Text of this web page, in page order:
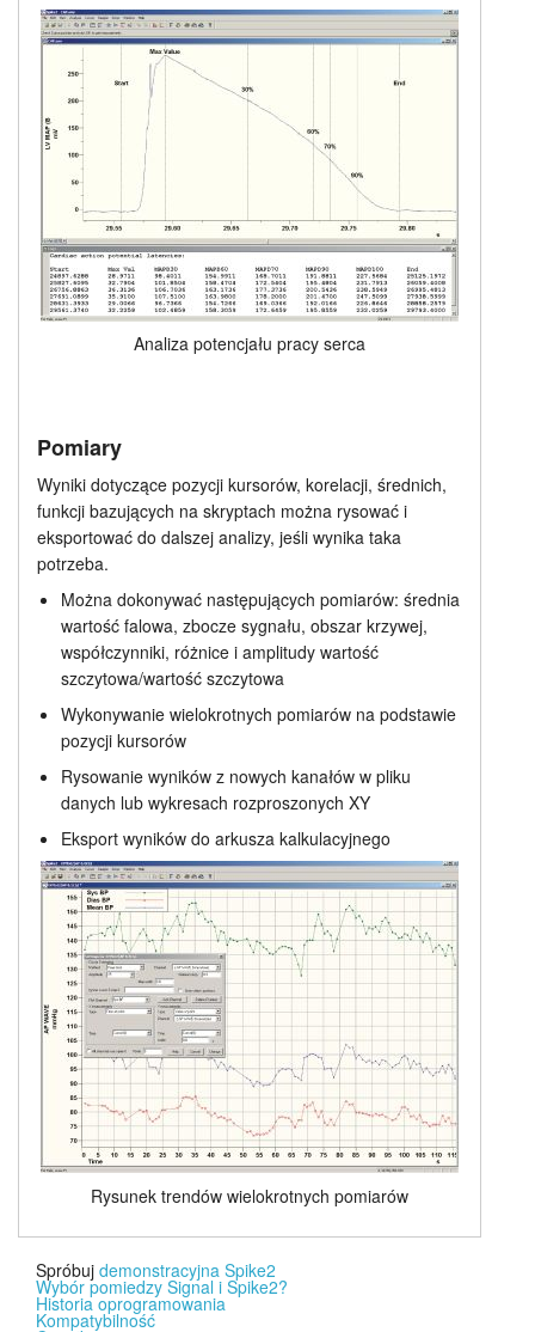
Analiza potencjału pracy serca
Pomiary
Wyniki dotyczące pozycji kursorów, korelacji, średnich,
funkcji bazujących na skryptach można rysować i
eksportować do dalszej analizy, jeśli wynika taka
potrzeba.
Można dokonywać następujących pomiarów: średnia
wartość falowa, zbocze sygnału, obszar krzywej,
współczynniki, różnice i amplitudy wartość
szczytowa/wartość szczytowa
Wykonywanie wielokrotnych pomiarów na podstawie
pozycji kursorów
Rysowanie wyników z nowych kanałów w pliku
danych lub wykresach rozproszonych XY
Eksport wyników do arkusza kalkulacyjnego
Rysunek trendów wielokrotnych pomiarów
Spróbuj demonstracyjna Spike2
Wybór pomiedzy Signal i Spike2?
Historia oprogramowania
Kompatybilność